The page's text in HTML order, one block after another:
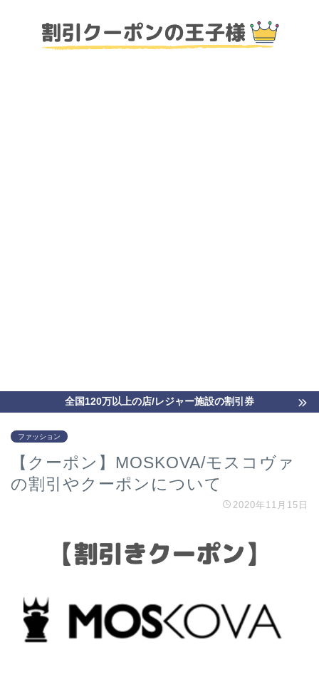
全国120万以上の店/レジャー施設の割引券
ファッション
【クーポン】MOSKOVA/モスコヴァ
の割引やクーポンについて
2020年11月15日